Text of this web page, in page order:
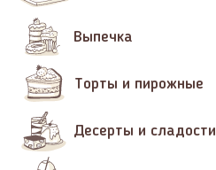
Выпечка
Торты и пирожные
Десерты и сладости